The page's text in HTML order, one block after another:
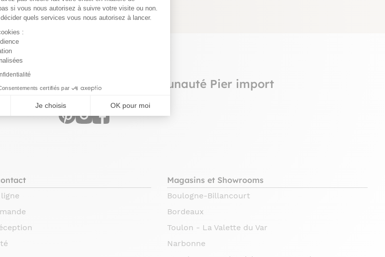
si vous nous autorisez à suivre votre visite ou non.
quels services vous nous autorisez à lancer.
:
certifiés par
Je choisis OK pour moi
Retrouvez la communauté Pier import
Magasins et Showrooms
Boulogne-Billancourt
Bordeaux
Toulon - La Valette du Var
Narbonne